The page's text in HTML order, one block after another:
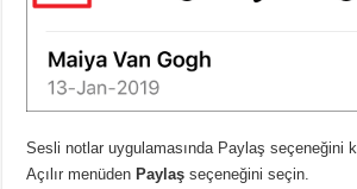
Sesli notlar uygulamasında Paylaş seçeneğini
Açılır menüden Paylaş seçeneğini seçin.